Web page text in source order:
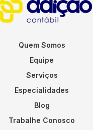
Quem Somos
Equipe
Serviços
Especialidades
Blog
Trabalhe Conosco